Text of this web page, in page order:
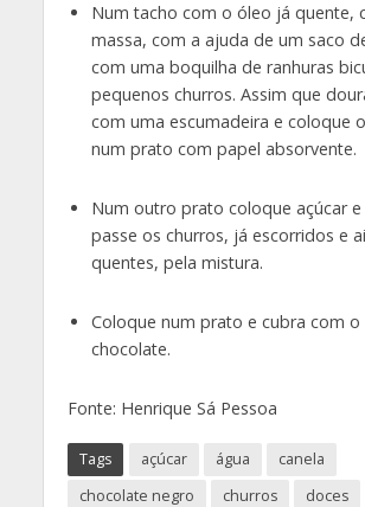
Num tacho com o óleo já quente,
massa, com a ajuda de um saco
com uma boquilha de ranhuras
pequenos churros. Assim que
com uma escumadeira e coloque
num prato com papel absorvente.
Num outro prato coloque açúcar e
passe os churros, já escorridos e
quentes, pela mistura.
Coloque num prato e cubra com
chocolate.
Fonte: Henrique Sá Pessoa
Tags açúcar água
canela
chocolate negro
churros doces